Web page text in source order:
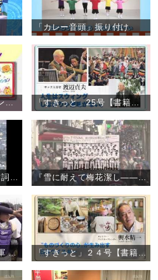
「カレー音頭」振り付け
CD「カレーファイブソングコレクション」
「航海（歌詞付き）」作詞作曲:孤馬寛 『雪に耐えて梅花潔し――フランス柔道の父・粟津正蔵と天理教二代真柱・中山正善』【書籍案内】
「バンクーバー新･朝日軍 〝天理の中学生と白球を通して交流を〟」 「すきっと」２４号【書籍案内】